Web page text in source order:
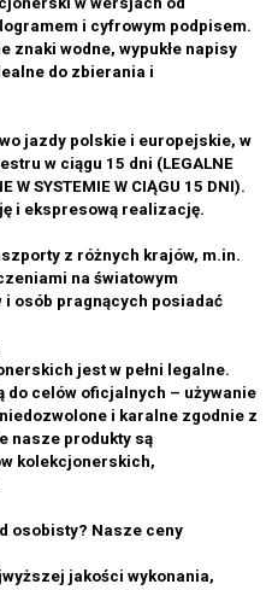
i cyfrowym podpisem.
znaki wodne, wypukłe napisy
do zbierania i
jazdy polskie i europejskie, w
w ciągu 15 dni (LEGALNE
W SYSTEMIE W CIĄGU 15 DNI).
i ekspresową realizację.
z różnych krajów, m.in.
na światowym
osób pragnących posiadać
jest w pełni legalne.
do celów oficjalnych – używanie
i karalne zgodnie z
nasze produkty są
kolekcjonerskich,
osobisty? Nasze ceny
jakości wykonania,